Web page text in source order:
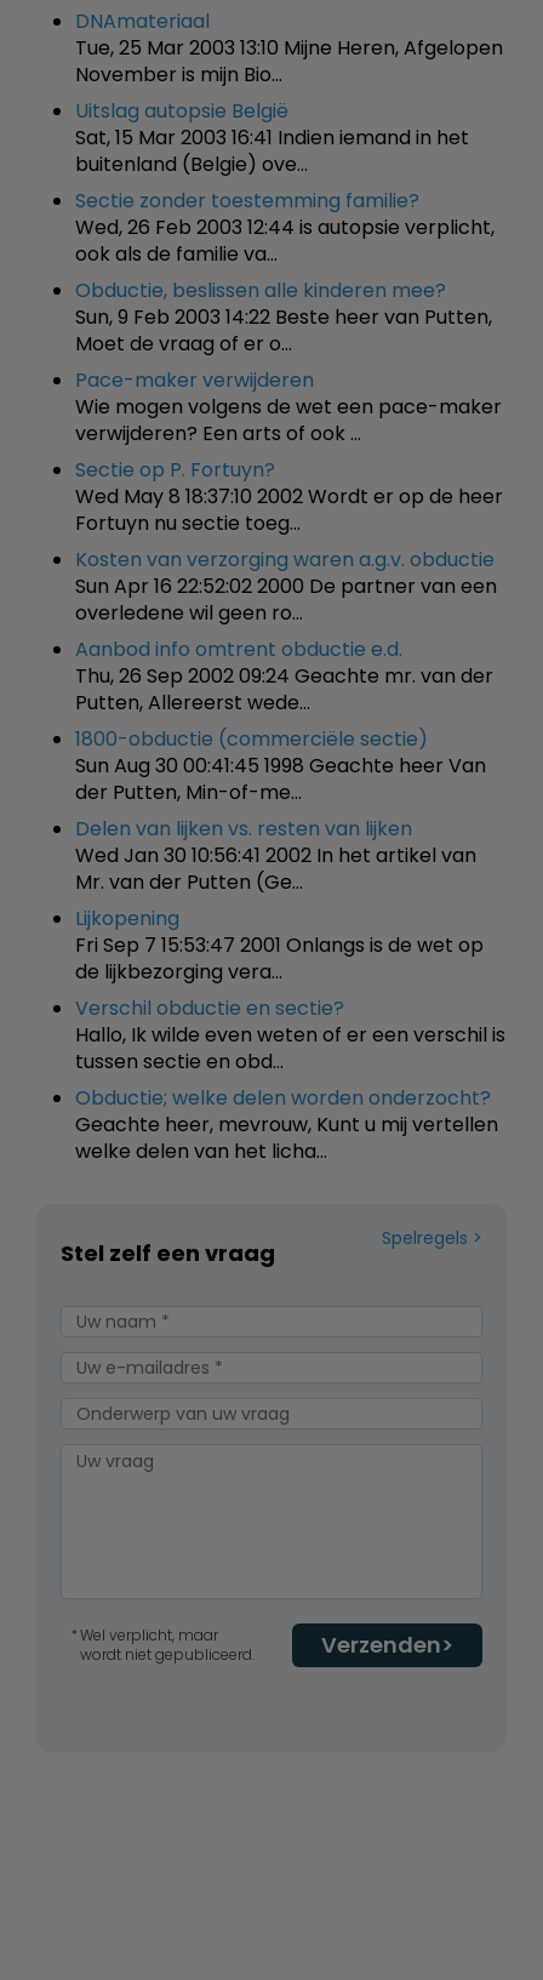
DNAmateriaal
Tue, 25 Mar 2003 13:10 Mijne Heren, Afgelopen
November is mijn Bio…
Uitslag autopsie België
Sat, 15 Mar 2003 16:41 Indien iemand in het
buitenland (Belgie) ove…
Sectie zonder toestemming familie?
Wed, 26 Feb 2003 12:44 is autopsie verplicht,
ook als de familie va…
Obductie, beslissen alle kinderen mee?
Sun, 9 Feb 2003 14:22 Beste heer van Putten,
Moet de vraag of er o…
Pace-maker verwijderen
Wie mogen volgens de wet een pace-maker
verwijderen? Een arts of ook …
Sectie op P. Fortuyn?
Wed May 8 18:37:10 2002 Wordt er op de heer
Fortuyn nu sectie toeg…
Kosten van verzorging waren a.g.v. obductie
Sun Apr 16 22:52:02 2000 De partner van een
overledene wil geen ro…
Aanbod info omtrent obductie e.d.
Thu, 26 Sep 2002 09:24 Geachte mr. van der
Putten, Allereerst wede…
1800-obductie (commerciële sectie)
Sun Aug 30 00:41:45 1998 Geachte heer Van
der Putten, Min-of-me…
Delen van lijken vs. resten van lijken
Wed Jan 30 10:56:41 2002 In het artikel van
Mr. van der Putten (Ge…
Lijkopening
Fri Sep 7 15:53:47 2001 Onlangs is de wet op
de lijkbezorging vera…
Verschil obductie en sectie?
Hallo, Ik wilde even weten of er een verschil is
tussen sectie en obd…
Obductie; welke delen worden onderzocht?
Geachte heer, mevrouw, Kunt u mij vertellen
welke delen van het licha…
Spelregels
Stel zelf een vraag
Verzenden
Wel verplicht, maar
wordt niet gepubliceerd.